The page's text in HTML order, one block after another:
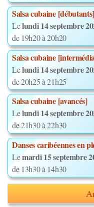
Salsa cubaine [débutants]
Lelundi 14 septembre
de 19h20 à 20h20
Salsa cubaine
Lelundi 14 septembre
de 20h25 à 21h25
Salsa cubaine [avancés]
Lelundi 14 septembre
de 21h30 à 22h30
Danses caribéennes en
Lemardi 15 septembre
de 13h30 à 14h30